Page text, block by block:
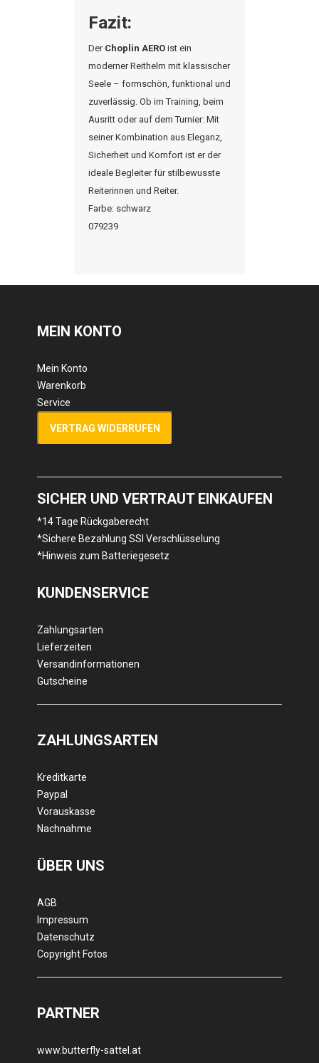
Fazit:
Der Choplin AERO ist ein
moderner Reithelm mit klassischer
Seele – formschön, funktional und
zuverlässig. Ob im Training, beim
Ausritt oder auf dem Turnier: Mit
seiner Kombination aus Eleganz,
Sicherheit und Komfort ist er der
ideale Begleiter für stilbewusste
Reiterinnen und Reiter.
Farbe: schwarz
079239
MEIN KONTO
Mein Konto
Warenkorb
Service
VERTRAG WIDERRUFEN
SICHER UND VERTRAUT EINKAUFEN
*14 Tage Rückgaberecht
*Sichere Bezahlung SSl Verschlüsselung
*Hinweis zum Batteriegesetz
KUNDENSERVICE
Zahlungsarten
Lieferzeiten
Versandinformationen
Gutscheine
ZAHLUNGSARTEN
Kreditkarte
Paypal
Vorauskasse
Nachnahme
ÜBER UNS
AGB
Impressum
Datenschutz
Copyright Fotos
PARTNER
www.butterfly-sattel.at